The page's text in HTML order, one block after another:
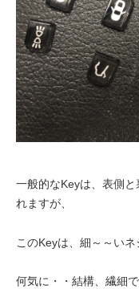
一般的なKeyは、表側
れますが、
このKeyは、細～～い
何気に・・結構、繊細